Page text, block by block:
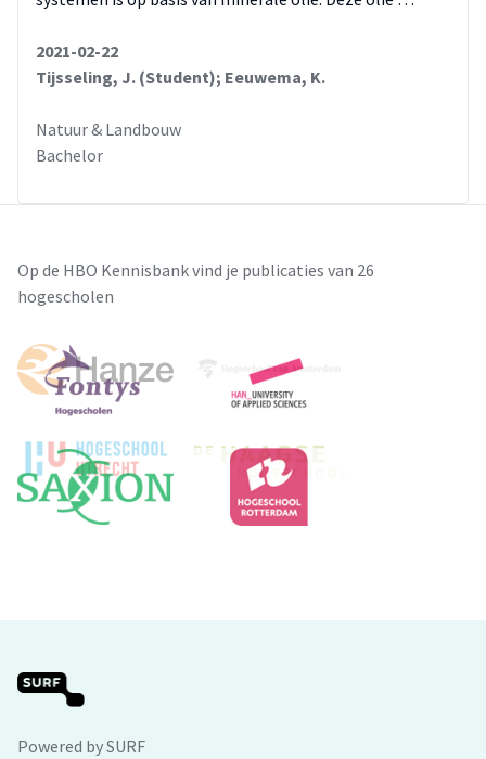
2021-02-22
Tijsseling, J. (Student); Eeuwema, K.
Natuur & Landbouw
Bachelor
Op de HBO Kennisbank vind je publicaties van 26
hogescholen
Powered by SURF